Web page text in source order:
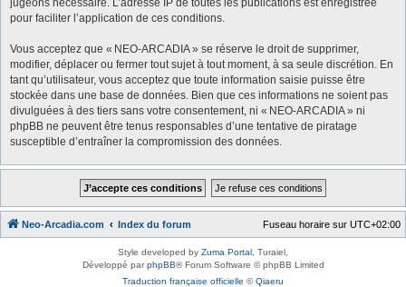
jugeons nécessaire. L’adresse IP de toutes les publications est enregistrée
pour faciliter l’application de ces conditions.
Vous acceptez que « NEO-ARCADIA » se réserve le droit de supprimer,
modifier, déplacer ou fermer tout sujet à tout moment, à sa seule discrétion. En
tant qu’utilisateur, vous acceptez que toute information saisie puisse être
stockée dans une base de données. Bien que ces informations ne soient pas
divulguées à des tiers sans votre consentement, ni « NEO-ARCADIA » ni
phpBB ne peuvent être tenus responsables d’une tentative de piratage
susceptible d’entraîner la compromission des données.
Neo-Arcadia.com Index du forum Fuseau horaire sur UTC+02:00
Style developed by Zuma Portal , Turaiel,
Développé parphpBB® Forum Software © phpBB Limited
Traduction française officielle ©Qiaeru